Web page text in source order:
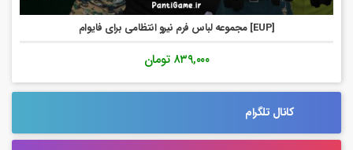
[EUP] مجموعه لباس فرم نیرو انتظامی برای فایوام
۸۳۹,۰۰۰ تومان
کانال تلگرام